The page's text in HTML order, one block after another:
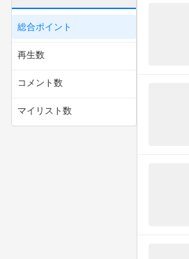
ゲーム (150)
スポーツ
(179)
総合ポイント
再生数
コメント数
マイリスト数